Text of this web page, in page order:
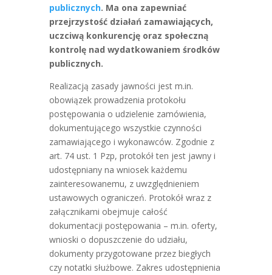
publicznych. Ma ona zapewniać
przejrzystość działań zamawiających,
uczciwą konkurencję oraz społeczną
kontrolę nad wydatkowaniem środków
publicznych.
Realizacją zasady jawności jest m.in.
obowiązek prowadzenia protokołu
postępowania o udzielenie zamówienia,
dokumentującego wszystkie czynności
zamawiającego i wykonawców. Zgodnie z
art. 74 ust. 1 Pzp, protokół ten jest jawny i
udostępniany na wniosek każdemu
zainteresowanemu, z uwzględnieniem
ustawowych ograniczeń. Protokół wraz z
załącznikami obejmuje całość
dokumentacji postępowania – m.in. oferty,
wnioski o dopuszczenie do udziału,
dokumenty przygotowane przez biegłych
czy notatki służbowe. Zakres udostępnienia